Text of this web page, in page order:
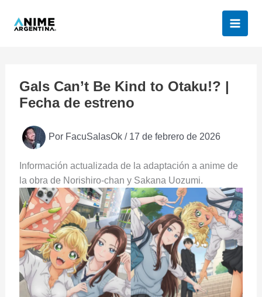
Gals Can’t Be Kind to Otaku!? |
Fecha de estreno
Por FacuSalasOk / 17 de febrero de 2026
Información actualizada de la adaptación a anime de
la obra de Norishiro-chan y Sakana Uozumi.